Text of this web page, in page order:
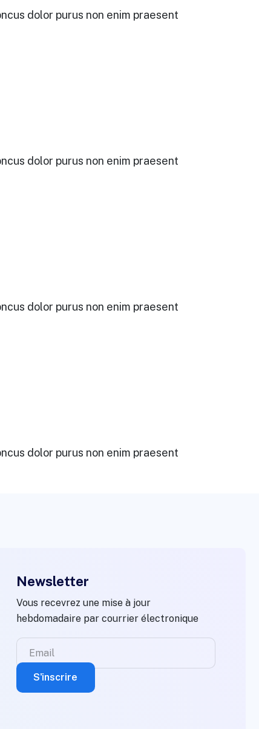
dolor purus non enim praesent
dolor purus non enim praesent
dolor purus non enim praesent
dolor purus non enim praesent
Newsletter
Vous recevrez une mise à jour
hebdomadaire par courrier électronique